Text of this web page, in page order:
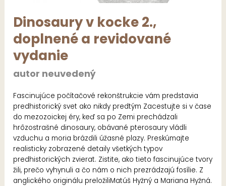
Dinosaury v kocke 2.,
doplnené a revidované
vydanie
autor neuvedený
Fascinujúce počítačové rekonštrukcie vám predstavia
predhistorický svet ako nikdy predtým Zacestujte si v čase
do mezozoickej éry, keď sa po Zemi prechádzali
hrôzostrašné dinosaury, obávané pterosaury vládli
vzduchu a moria brázdili úžasné plazy. Preskúmajte
realisticky zobrazené detaily všetkých typov
predhistorických zvierat. Zistite, ako tieto fascinujúce tvory
žili, prečo vyhynuli a čo nám o nich prezrádzajú fosílie. Z
anglického originálu preložiliMatúš Hyžný a Mariana Hyžná.